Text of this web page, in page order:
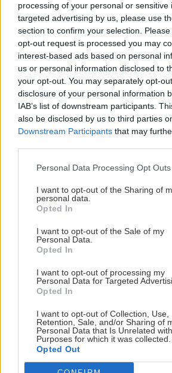
processing of your personal or sensitive
targeted advertising by us, please use
section to confirm your selection.
opt-out request is processed you may
interest-based ads based on personal
us or personal information disclosed to
your opt-out. You may separately opt-
disclosure of your personal information
IAB’s list of downstream participants.
also be disclosed by us to third parties
Downstream Participants that may
Personal Data Processing Opt Outs
I want to opt-out of the Sharing of
personal data.
Opted In
I want to opt-out of the Sale of my
Personal Data.
Opted In
I want to opt-out of processing my
Personal Data for Targeted
Opted In
I want to opt-out of Collection, Use,
Retention, Sale, and/or Sharing of
Personal Data that Is Unrelated
Purposes for which it was collected.
Opted Out
Τα ψημένα φιστίκια, χωρίς αλάτι,
ποσότητα 23,2 γραμμαρίων
γραμμαρίων (και αν επιλέξετε την
είναι ακόμη υψηλότερη!).
Τυρί Cheddar
Σε περίπου ένα φλιτζάνι τυρί
γραμμαρίων), υπάρχουν 23,3
με ασβέστιο και βιταμίνη Κ, που
Μπόνους: Σόγια
«Για άτομα που ακολουθούν φυτική
κατανάλωση ποικιλίας φυτικών
ολικής αλέσεως, βοηθά στην
πρωτεΐνες», λέει η Feller.
Το τόφου
Βασικό συστατικό στην Ιαπωνία, το
πλούσια σε πρωτεΐνες εναλλακτική
παρασκευάζεται από ζυμωμένη
πρωτεΐνη, γεγονός που το καθιστά
εναλλακτική εναλλακτική στο κρέας.